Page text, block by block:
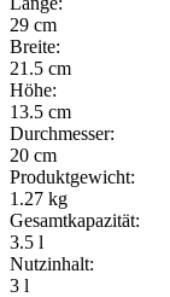
29 cm
Breite:
21.5 cm
Höhe:
13.5 cm
Durchmesser:
20 cm
Produktgewicht:
1.27 kg
Gesamtkapazität:
3.5 l
Nutzinhalt:
3 l